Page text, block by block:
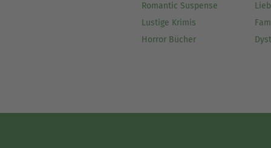
Romantic Suspense
Lustige Krimis
Horror Bücher